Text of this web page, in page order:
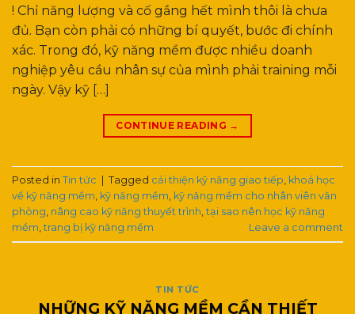
! Chỉ năng lượng và cố gắng hết mình thôi là chưa
đủ. Bạn còn phải có những bí quyết, bước đi chính
xác. Trong đó, kỹ năng mềm được nhiều doanh
nghiệp yêu cầu nhân sự của mình phải training mỗi
ngày. Vậy kỹ […]
CONTINUE READING →
Posted in Tin tức Tagged cải thiện kỹ năng giao tiếp khoá học
về kỹ năng mềm kỹ năng mềm kỹ năng mềm cho nhân viên văn
phòng nâng cao kỹ năng thuyết trình ,tại sao nên học kỹ năng
mềm ,trang bị kỹ năng mềm Leave a comment
TIN TỨC
NHỮNG KỸ NĂNG MỀM CẦN THIẾT